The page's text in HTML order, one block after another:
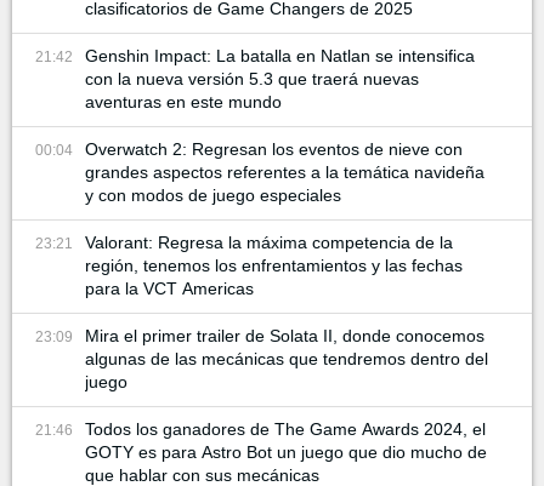
clasificatorios de Game Changers de 2025
21:42
Genshin Impact: La batalla en Natlan se intensifica
con la nueva versión 5.3 que traerá nuevas
aventuras en este mundo
00:04
Overwatch 2: Regresan los eventos de nieve con
grandes aspectos referentes a la temática navideña
y con modos de juego especiales
23:21
Valorant: Regresa la máxima competencia de la
región, tenemos los enfrentamientos y las fechas
para la VCT Americas
23:09
Mira el primer trailer de Solata II, donde conocemos
algunas de las mecánicas que tendremos dentro del
juego
21:46
Todos los ganadores de The Game Awards 2024, el
GOTY es para Astro Bot un juego que dio mucho de
que hablar con sus mecánicas